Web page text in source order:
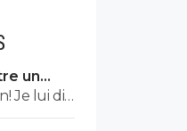
un
Je lui dis
puérils